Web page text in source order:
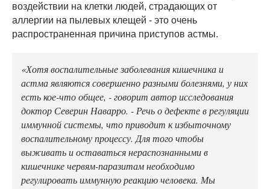
воздействии на клетки людей, страдающих от
аллергии на пылевых клещей - это очень
распространенная причина приступов астмы.
«Хотя воспалительные заболевания кишечника и
астма являются совершенно разными болезнями, у них
есть кое-что общее, - говорит автор исследования
доктор Северин Наварро. - Речь о дефекте в регуляции
иммунной системы, что приводит к избыточному
воспалительному процессу. Для того чтобы
выживать и оставаться нераспознанными в
кишечнике червям-паразитам необходимо
регулировать иммунную реакцию человека. Мы